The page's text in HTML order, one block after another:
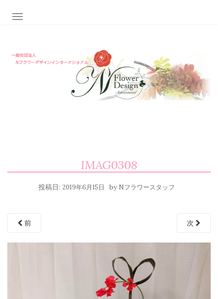
ナビゲーション切り替え
IMAG0308
投稿日: 2019年6月15日 by Nフラワースタッフ
前 次